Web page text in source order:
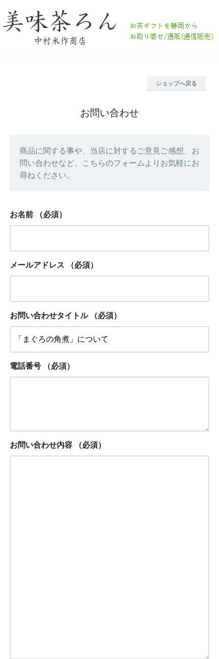
ショップへ戻る
お問い合わせ
商品に関する事や、当店に対するご意見ご感想、お
問い合わせなど、こちらのフォームよりお気軽にお
尋ねください。
お名前 （必須）
メールアドレス （必須）
お問い合わせタイトル （必須）
電話番号 （必須）
お問い合わせ内容 （必須）